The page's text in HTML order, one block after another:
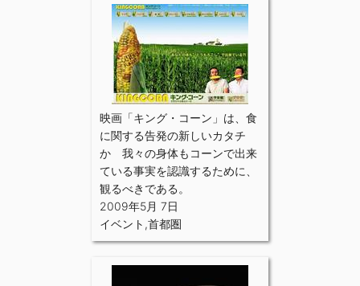
映画「キング・コーン」は、食
に関する告発の新しいカタチ
か 我々の身体もコーンで出来
ている事実を認識するために、
観るべきである。
2009年5月 7日
イベント ,首都圏